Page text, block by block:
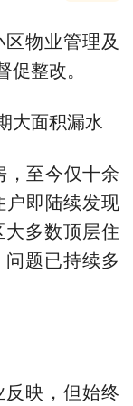
物业管理及
整改。
大面积漏水
至今仅十余
户即陆续发现
多数顶层住
题已持续多
映，但始终